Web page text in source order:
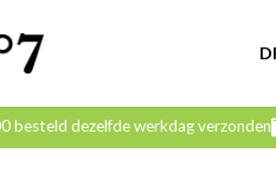
besteld dezelfde werkdag verzonden